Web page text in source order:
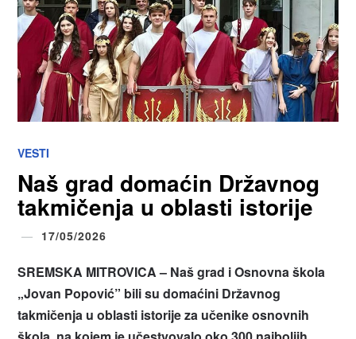
VESTI
Naš grad domaćin Državnog
takmičenja u oblasti istorije
17/05/2026
SREMSKA MITROVICA – Naš grad i Osnovna škola
„Jovan Popović” bili su domaćini Državnog
takmičenja u oblasti istorije za učenike osnovnih